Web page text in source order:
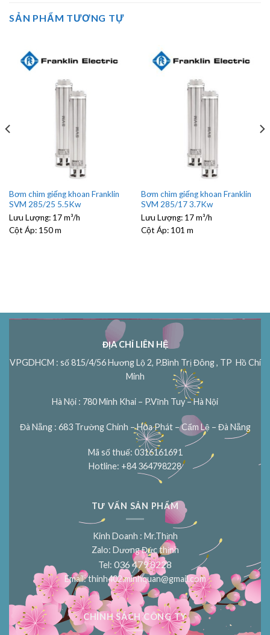
SẢN PHẨM TƯƠNG TỰ
Bơm chìm giếng khoan Franklin
SVM 285/25 5.5Kw
Lưu Lượng: 17 m³/h
Cột Áp: 150 m
Bơm chìm giếng khoan Franklin
SVM 285/17 3.7Kw
Lưu Lượng: 17 m³/h
Cột Áp: 101 m
ĐỊA CHỈ LIÊN HỆ
VPGDHCM : số 815/4/56 Hương Lộ 2, P.Bình Trị Đông , TP Hồ Chí
Minh
Hà Nội : 780 Minh Khai – P.Vĩnh Tuy – Hà Nội
Đà Nẵng : 683 Trường Chinh – Hòa Phát – Cẩm Lệ – Đà Nẵng
Mã số thuế: 0316161691
Hotline: +84 364798228
TƯ VẤN SẢN PHẨM
Kinh Doanh : Mr.Thịnh
Zalo: Dương Đức thịnh
Tel: 036 479 8228
Email:thinh402.minhquan@gmail.com
CHÍNH SÁCH CÔNG TY